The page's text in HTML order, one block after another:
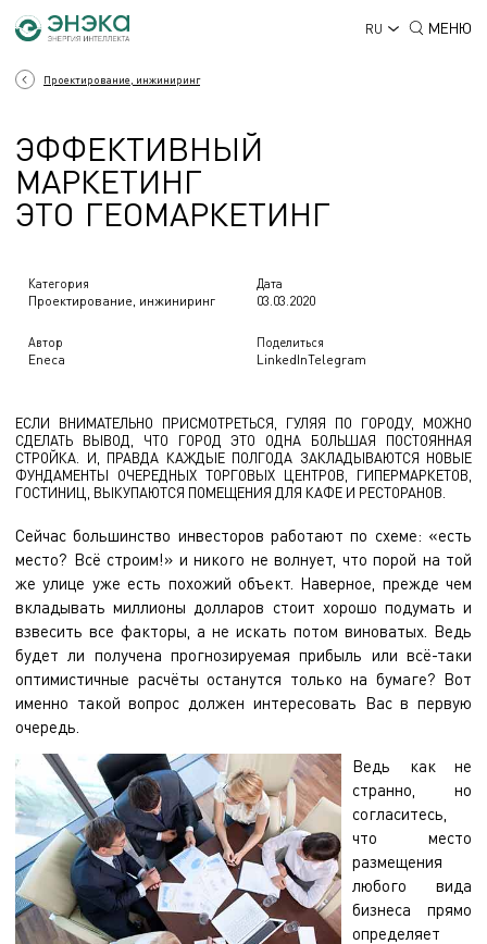
RU МЕНЮ
Проектирование, инжиниринг
ЭФФЕКТИВНЫЙ
ЭФФЕКТИВНЫЙ
МАРКЕТИНГ
ЭТО ГЕОМАРКЕТИНГ
Категория
Проектирование, инжиниринг
Дата
03.03.2020
Автор
Eneca
Поделиться
LinkedInTelegram
ЕСЛИ ВНИМАТЕЛЬНО ПРИСМОТРЕТЬСЯ, ГУЛЯЯ ПО ГОРОДУ, МОЖНО
СДЕЛАТЬ ВЫВОД, ЧТО ГОРОД ЭТО ОДНА БОЛЬШАЯ ПОСТОЯННАЯ
СТРОЙКА. И, ПРАВДА КАЖДЫЕ ПОЛГОДА ЗАКЛАДЫВАЮТСЯ НОВЫЕ
ФУНДАМЕНТЫ ОЧЕРЕДНЫХ ТОРГОВЫХ ЦЕНТРОВ, ГИПЕРМАРКЕТОВ,
ГОСТИНИЦ, ВЫКУПАЮТСЯ ПОМЕЩЕНИЯ ДЛЯ КАФЕ И РЕСТОРАНОВ.
Сейчас большинство инвесторов работают по схеме: «есть
место? Всё строим!» и никого не волнует, что порой на той
же улице уже есть похожий объект. Наверное, прежде чем
вкладывать миллионы долларов стоит хорошо подумать и
взвесить все факторы, а не искать потом виноватых. Ведь
будет ли получена прогнозируемая прибыль или всё-таки
оптимистичные расчёты останутся только на бумаге? Вот
именно такой вопрос должен интересовать Вас в первую
очередь.
Ведь как не
странно, но
согласитесь,
что место
размещения
любого вида
бизнеса прямо
определяет